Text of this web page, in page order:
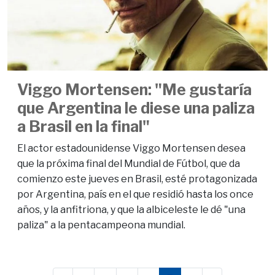
Viggo Mortensen: "Me gustaría
que Argentina le diese una paliza
a Brasil en la final"
El actor estadounidense Viggo Mortensen desea
que la próxima final del Mundial de Fútbol, que da
comienzo este jueves en Brasil, esté protagonizada
por Argentina, país en el que residió hasta los once
años, y la anfitriona, y que la albiceleste le dé "una
paliza" a la pentacampeona mundial.